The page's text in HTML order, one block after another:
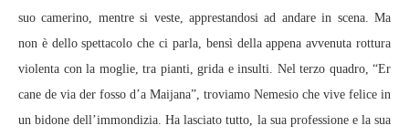
suo camerino, mentre si veste, apprestandosi ad andare in scena. Ma
non è dello spettacolo che ci parla, bensì della appena avvenuta rottura
violenta con la moglie, tra pianti, grida e insulti. Nel terzo quadro, “Er
cane de via der fosso d’a Maijana”, troviamo Nemesio che vive felice in
un bidone dell’immondizia. Ha lasciato tutto, la sua professione e la sua